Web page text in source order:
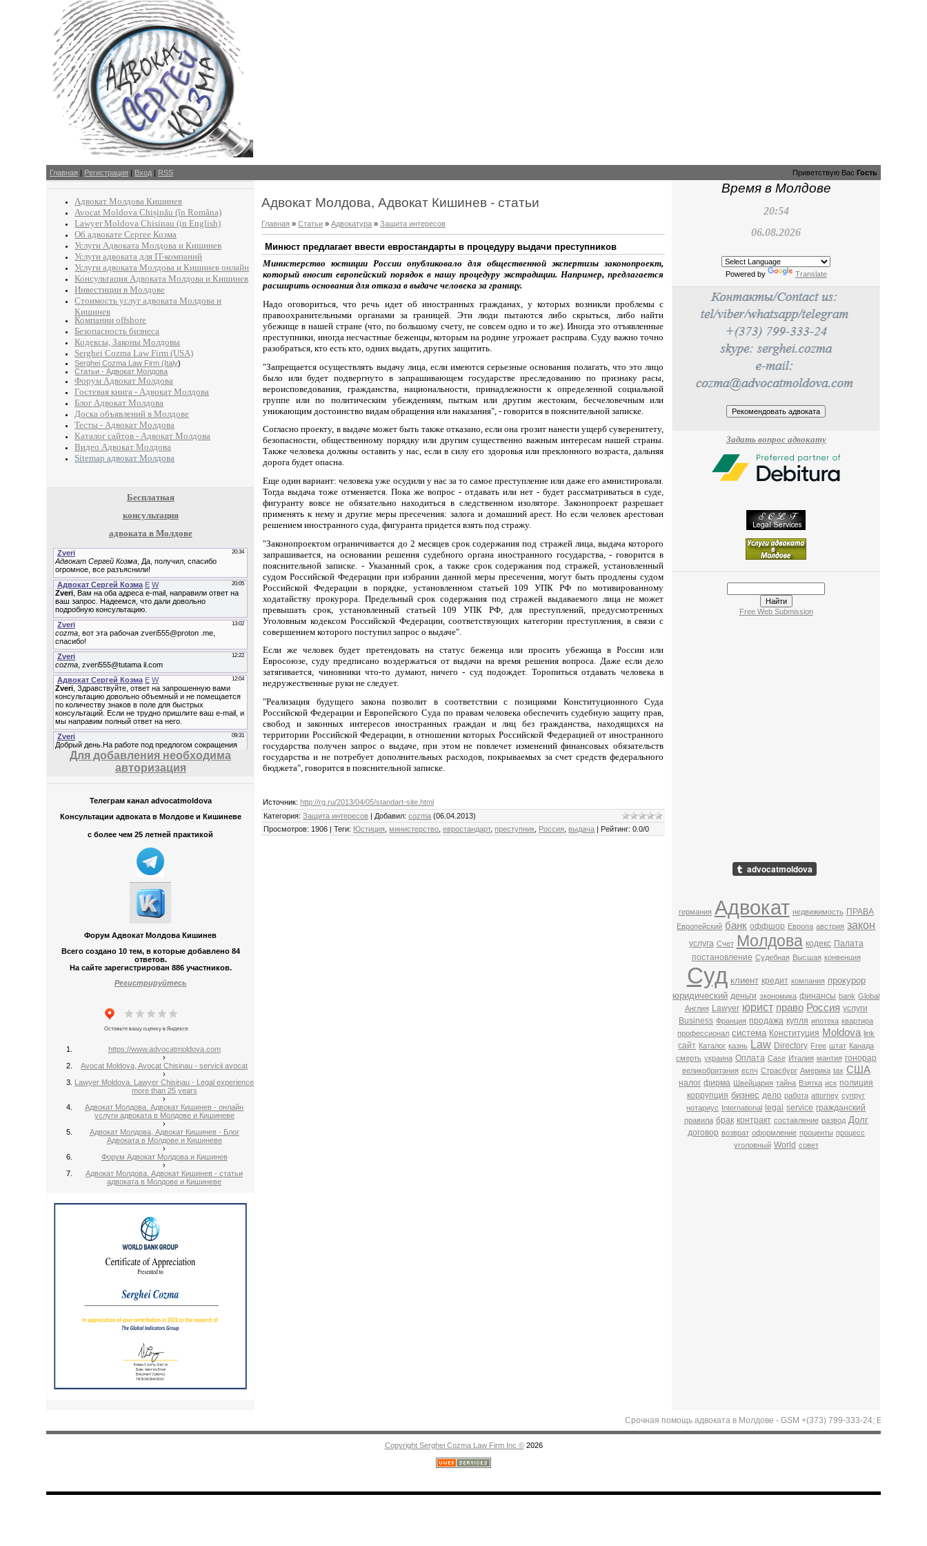
Главная | Регистрация | Вход | RSS Приветствую Вас Гость
Адвокат Молдова Кишинев
Avocat Moldova Chișinău (în Româna)
Lawyer Moldova Chisinau (in English)
Об адвокате Сергее Козма
Услуги Адвоката Молдова и Кишинев
Услуги адвоката для IT-компаний
Услуги адвоката Молдова и Кишинев онлайн
Консультация Адвоката Молдова и Кишинев
Инвестиции в Молдове
Стоимость услуг адвоката Молдова и
Кишинев
Компании offshore
Безопасность бизнеса
Кодексы, Законы Молдовы
Serghei Cozma Law Firm (USA)
Serghei Cozma Law Firm (Italy)
Статьи - Адвокат Молдова
Форум Адвокат Молдова
Гостевая книга - Адвокат Молдова
Блог Адвокат Молдова
Доска объявлений в Молдове
Тесты - Адвокат Молдова
Каталог сайтов - Адвокат Молдова
Видео Адвокат Молдова
Sitemap адвокат Молдова
Бесплатная
консультация
адвоката в Молдове
Для добавления необходима
авторизация
Телеграм канал advocatmoldova
Консультации адвоката в Молдове и Кишиневе
с более чем 25 летней практикой
Форум Адвокат Молдова Кишинев
Всего создано 10 тем, в которые добавлено 84
ответов.
На сайте зарегистрирован 886 участников.
Регистрируйтесь
https://www.advocatmoldova.com
›
Avocat Moldova, Avocat Chisinau - servicii avocat
›
Lawyer Moldova. Lawyer Chisinau - Legal experience
more than 25 years
›
Адвокат Молдова. Адвокат Кишинев - онлайн
услуги адвоката в Молдове и Кишиневе
›
Адвокат Молдова, Адвокат Кишинев - Блог
Адвоката в Молдове и Кишиневе
›
Форум Адвокат Молдова и Кишинев
›
Адвокат Молдова. Адвокат Кишинев - статьи
адвоката в Молдове и Кишиневе
Адвокат Молдова, Адвокат Кишинев - статьи
Главная »Статьи »Адвокатура »Защита интересов
Минюст предлагает ввести евростандарты в процедуру выдачи преступников
Министерство юстиции России опубликовало для общественной экспертизы законопроект,
который вносит европейский порядок в нашу процедуру экстрадиции. Например, предлагается
расширить основания для отказа в выдаче человека за границу.
Надо оговориться, что речь идет об иностранных гражданах, у которых возникли проблемы с
правоохранительными органами за границей. Эти люди пытаются либо скрыться, либо найти
убежище в нашей стране (что, по большому счету, не совсем одно и то же). Иногда это отъявленные
преступники, иногда несчастные беженцы, которым на родине угрожает расправа. Суду важно точно
разобраться, кто есть кто, одних выдать, других защитить.
"Запрещается осуществлять выдачу лица, если имеются серьезные основания полагать, что это лицо
было или будет подвергнуто в запрашивающем государстве преследованию по признаку расы,
вероисповедования, гражданства, национальности, принадлежности к определенной социальной
группе или по политическим убеждениям, пыткам или другим жестоким, бесчеловечным или
унижающим достоинство видам обращения или наказания", - говорится в пояснительной записке.
Согласно проекту, в выдаче может быть также отказано, если она грозит нанести ущерб суверенитету,
безопасности, общественному порядку или другим существенно важным интересам нашей страны.
Также человека должны оставить у нас, если в силу его здоровья или преклонного возраста, дальняя
дорога будет опасна.
Еще один вариант: человека уже осудили у нас за то самое преступление или даже его амнистировали.
Тогда выдача тоже отменяется. Пока же вопрос - отдавать или нет - будет рассматриваться в суде,
фигуранту вовсе не обязательно находиться в следственном изоляторе. Законопроект разрешает
применять к нему и другие меры пресечения: залога и домашний арест. Но если человек арестован
решением иностранного суда, фигуранта придется взять под стражу.
"Законопроектом ограничивается до 2 месяцев срок содержания под стражей лица, выдача которого
запрашивается, на основании решения судебного органа иностранного государства, - говорится в
пояснительной записке. - Указанный срок, а также срок содержания под стражей, установленный
судом Российской Федерации при избрании данной меры пресечения, могут быть продлены судом
Российской Федерации в порядке, установленном статьей 109 УПК РФ по мотивированному
ходатайству прокурора. Предельный срок содержания под стражей выдаваемого лица не может
превышать срок, установленный статьей 109 УПК РФ, для преступлений, предусмотренных
Уголовным кодексом Российской Федерации, соответствующих категории преступления, в связи с
совершением которого поступил запрос о выдаче".
Если же человек будет претендовать на статус беженца или просить убежища в России или
Евросоюзе, суду предписано воздержаться от выдачи на время решения вопроса. Даже если дело
затягивается, чиновники что-то думают, ничего - суд подождет. Торопиться отдавать человека в
недружественные руки не следует.
"Реализация будущего закона позволит в соответствии с позициями Конституционного Суда
Российской Федерации и Европейского Суда по правам человека обеспечить судебную защиту прав,
свобод и законных интересов иностранных граждан и лиц без гражданства, находящихся на
территории Российской Федерации, в отношении которых Российской Федерацией от иностранного
государства получен запрос о выдаче, при этом не повлечет изменений финансовых обязательств
государства и не потребует дополнительных расходов, покрываемых за счет средств федерального
бюджета", говорится в пояснительной записке.
Источник:http://rg.ru/2013/04/05/standart-site.html
Категория: Защита интересов Добавил: cozma (06.04.2013)
Просмотров: 1906 |Теги: Юстиция ,министерство ,евростандарт,преступник Россия ,выдача Рейтинг: 0.0/0
Время в Молдове
20:54
06.08.2026
Powered by Translate
Задать вопрос адвокату
Free Web Submission
германия Адвокат недвижимость ПРАВА
Европейский банк оффшор Европа австрия закон
услуга Счет Молдова кодекс Палата
постановление Судебная Высшая конвенция
Суд клиент кредит компания прокурор
юридический деньги экономика финансы bank Global
Англия Lawyer юрист право Россия услуги
Business Франция продажа купля ипотека квартира
профессионал система Конституция Moldova link
сайт Каталог казнь Law Directory Free штат Канада
смерть украина Оплата Case Италия мантия гонорар
великобритания еспч Страсбург Америка tax США
налог фирма Швейцария тайна Взятка иск полиция
коррупция бизнес дело работа attorney супруг
нотариус International legal service гражданский
правила брак контракт составление развод Долг
договор возврат оформление проценты процесс
уголовный World совет
Срочная помощь адвоката в Молдове - GSM +(373) 799-333-24; Emergency aid
Copyright Serghei Cozma Law Firm Inc ©2026